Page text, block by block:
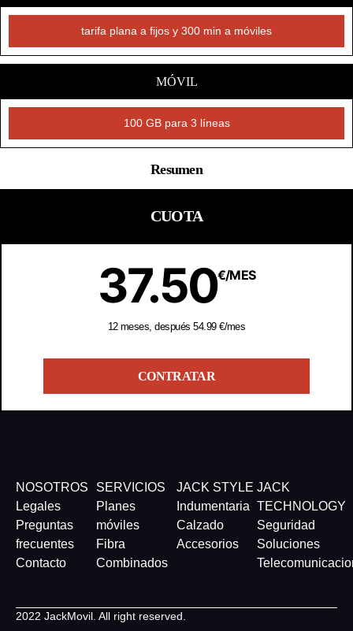
tarifa plana a fijos y 300 min a móviles
MÓVIL
100 GB para 3 líneas
Resumen
CUOTA
37.50€/MES
12 meses, después 54.99 €/mes
CONTRATAR
NOSOTROS
Legales
Preguntas
frecuentes
Contacto
SERVICIOS
Planes
móviles
Fibra
Combinados
JACK STYLE
Indumentaria
Calzado
Accesorios
JACK
TECHNOLOGY
Seguridad
Soluciones
2022 JackMovil. All right reserved.